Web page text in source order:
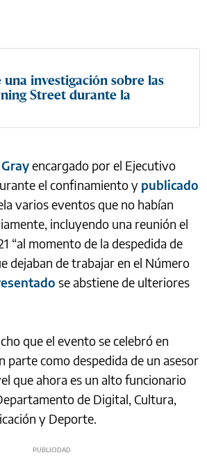
investigación sobre las
Street durante la
encargado por el Ejecutivo
el confinamiento y publicado
varios eventos que no habían
incluyendo una reunión el
“al momento de la despedida de
dejaban de trabajar en el Número
se abstiene de ulteriores
que el evento se celebró en
parte como despedida de un asesor
que ahora es un alto funcionario
de Digital, Cultura,
y Deporte.